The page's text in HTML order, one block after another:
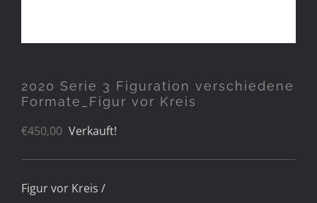
2020 Serie 3 Figuration verschiedene
Formate_Figur vor Kreis
€450,00 Verkauft!
Figur vor Kreis /